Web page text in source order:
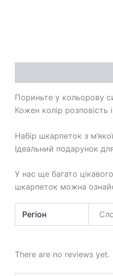
Пориньте у кольорову
Кожен колір
Набір шкарпеток з
Ідеальний подарунок
У нас ще багато
шкарпеток можна
Регіон
There are no reviews yet.